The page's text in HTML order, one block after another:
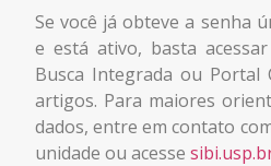
Se você já obteve a senha
e está ativo, basta
Busca Integrada ou Portal
artigos. Para maiores
dados, entre em contato
unidade ou acesse